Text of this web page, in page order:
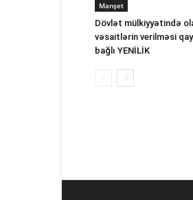
Manşet
Dövlət mülkiyyətində
vəsaitlərin verilməsi
bağlı YENİLİK